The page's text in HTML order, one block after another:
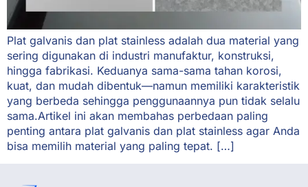
Plat galvanis dan plat stainless adalah dua material yang
sering digunakan di industri manufaktur, konstruksi,
hingga fabrikasi. Keduanya sama-sama tahan korosi,
kuat, dan mudah dibentuk—namun memiliki karakteristik
yang berbeda sehingga penggunaannya pun tidak selalu
sama.Artikel ini akan membahas perbedaan paling
penting antara plat galvanis dan plat stainless agar Anda
bisa memilih material yang paling tepat. […]